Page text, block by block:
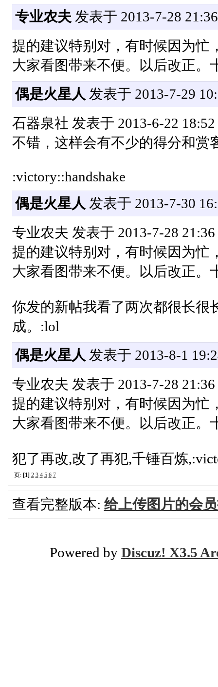
专业农夫 发表于 2013-7-28
提的建议特别对，有时候因为忙
大家看图带来不便。以后改正。
偶是火星人 发表于 2013-7-29
石器泉社 发表于 2013-6-22 18:52
不错，这样会有不少的得分和赏
:victory::handshake
偶是火星人 发表于 2013-7-30
专业农夫 发表于 2013-7-28 21:36
提的建议特别对，有时候因为忙
大家看图带来不便。以后改正。
你发的新帖我看了两次都很长很
成。:lol
偶是火星人 发表于 2013-8-1
专业农夫 发表于 2013-7-28 21:36
提的建议特别对，有时候因为忙
大家看图带来不便。以后改正。
犯了再改,改了再犯,千锤百炼
页: [1] 2 3 4 5 6 7
查看完整版本: 给上传图片的会
Powered by Discuz! X3.5